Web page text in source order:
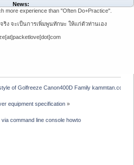
News:
more experience than "Often Do+Practice".
ริง จะเป็นการเพิ่มพูนทักษะ ให้แก่ตัวท่านเอง
of Golfreeze Canon400D Family kammtan.com
equipment specification »
command line console howto